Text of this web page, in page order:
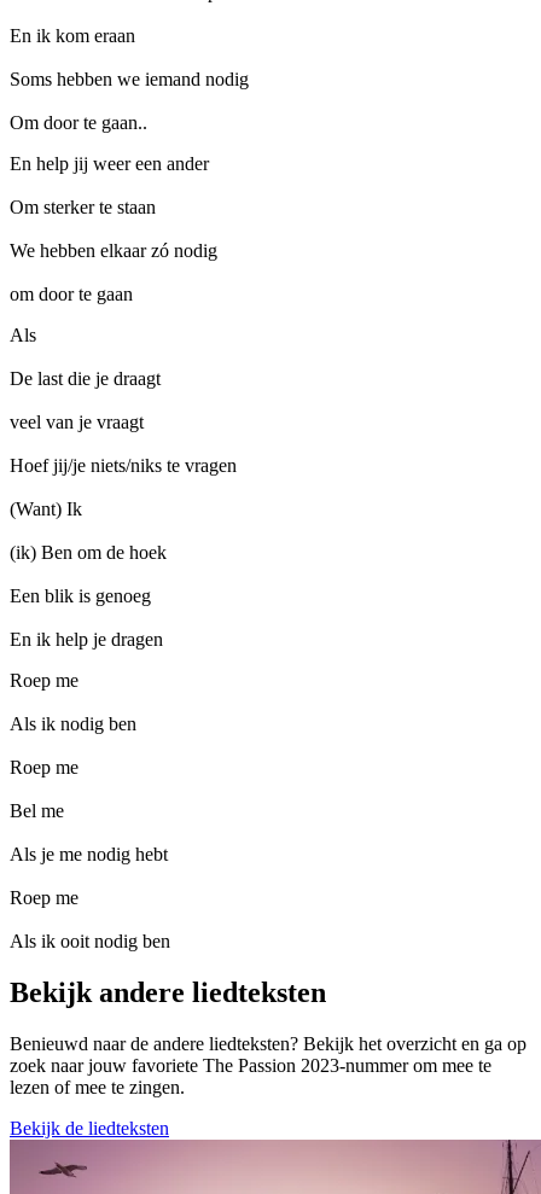
En ik kom eraan
Soms hebben we iemand nodig
Om door te gaan..
En help jij weer een ander
Om sterker te staan
We hebben elkaar zó nodig
om door te gaan
Als
De last die je draagt
veel van je vraagt
Hoef jij/je niets/niks te vragen
(Want) Ik
(ik) Ben om de hoek
Een blik is genoeg
En ik help je dragen
Roep me
Als ik nodig ben
Roep me
Bel me
Als je me nodig hebt
Roep me
Als ik ooit nodig ben
Bekijk andere liedteksten
Benieuwd naar de andere liedteksten? Bekijk het overzicht en ga op
zoek naar jouw favoriete The Passion 2023-nummer om mee te
lezen of mee te zingen.
Bekijk de liedteksten